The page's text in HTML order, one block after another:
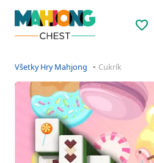
Všetky Hry Mahjong Cukrík